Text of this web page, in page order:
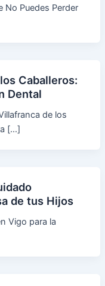
No Puedes Perder
Caballeros:
Dental
de los
[…]
de tus Hijos
Vigo para la